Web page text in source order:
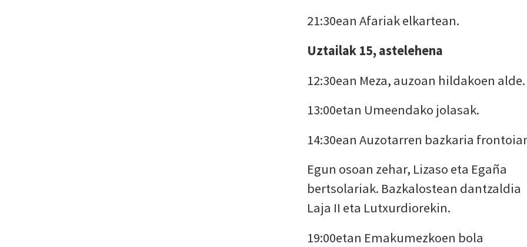
21:30ean Afariak elkartean.
Uztailak 15, astelehena
12:30ean Meza, auzoan hildakoen alde.
13:00etan Umeendako jolasak.
14:30ean Auzotarren bazkaria
Egun osoan zehar, Lizaso eta Egaña
bertsolariak. Bazkalostean dantzaldia
Laja II eta Lutxurdiorekin.
19:00etan Emakumezkoen bola